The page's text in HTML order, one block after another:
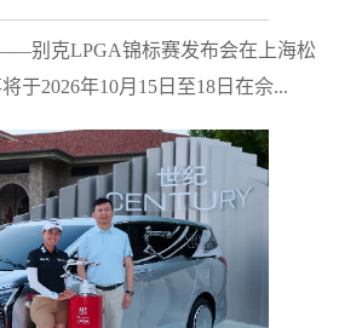
别克LPGA锦标赛发布会在上海松
于2026年10月15日至18日在佘...